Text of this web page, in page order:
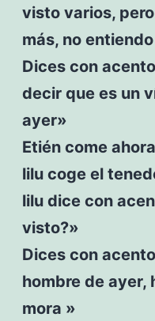
visto varios,
más, no
Dices con
decir que es un
ayer»
Etién come
lilu coge el
lilu dice con
visto?»
Dices con
hombre de ayer,
mora »